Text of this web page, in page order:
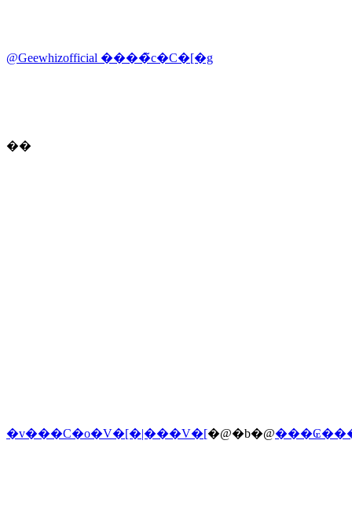
@Geewhizofficial ����̃c�C�[�g
��
�v���C�o�V�[�|���V�[�@�b�@